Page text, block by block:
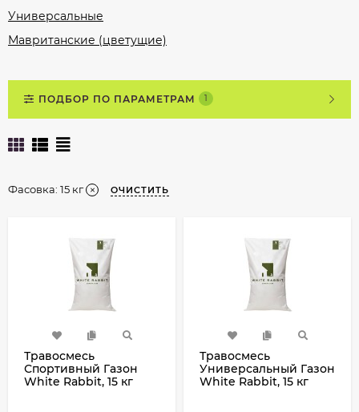
Универсальные
Мавританские (цветущие)
ПОДБОР ПО ПАРАМЕТРАМ 1
Фасовка: 15 кг ОЧИСТИТЬ
Травосмесь
Спортивный Газон
White Rabbit, 15 кг
Травосмесь
Универсальный Газон
White Rabbit, 15 кг